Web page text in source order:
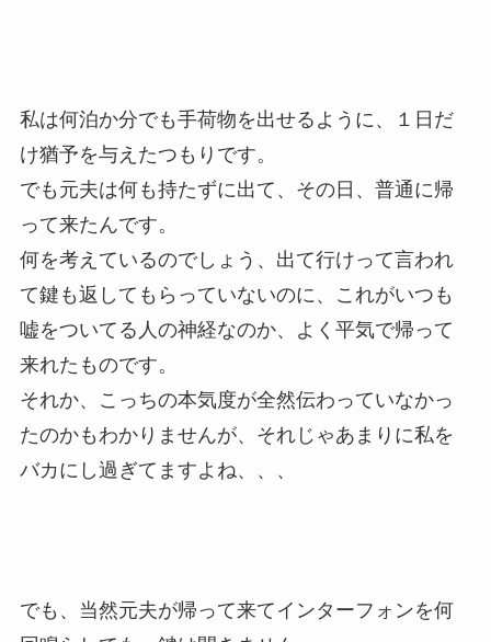
私は何泊か分でも手荷物を出せるように、１日だ
け猶予を与えたつもりです。
でも元夫は何も持たずに出て、その日、普通に帰
って来たんです。
何を考えているのでしょう、出て行けって言われ
て鍵も返してもらっていないのに、これがいつも
嘘をついてる人の神経なのか、よく平気で帰って
来れたものです。
それか、こっちの本気度が全然伝わっていなかっ
たのかもわかりませんが、それじゃあまりに私を
バカにし過ぎてますよね、、、
でも、当然元夫が帰って来てインターフォンを何